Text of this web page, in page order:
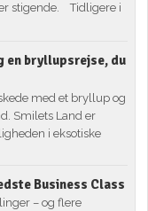
stigende. Tidligere i
en bryllupsrejse, du
med et bryllup og
Smilets Land er
i eksotiske
Business Class
– og flere